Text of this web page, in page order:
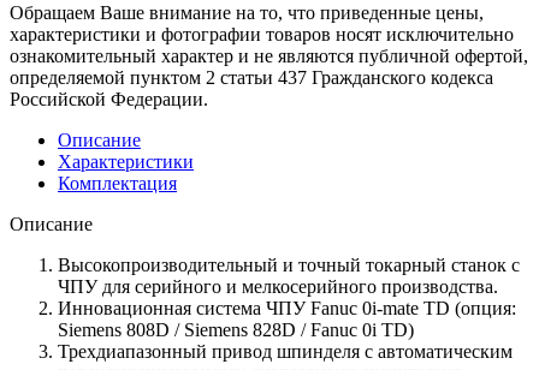
Обращаем Ваше внимание на то, что приведенные цены,
характеристики и фотографии товаров носят исключительно
ознакомительный характер и не являются публичной офертой,
определяемой пунктом 2 статьи 437 Гражданского кодекса
Российской Федерации.
Описание
Характеристики
Комплектация
Описание
Высокопроизводительный и точный токарный станок с
ЧПУ для серийного и мелкосерийного производства.
Инновационная система ЧПУ Fanuc 0i-mate TD (опция:
Siemens 808D / Siemens 828D / Fanuc 0i TD)
Трехдиапазонный привод шпинделя с автоматическим